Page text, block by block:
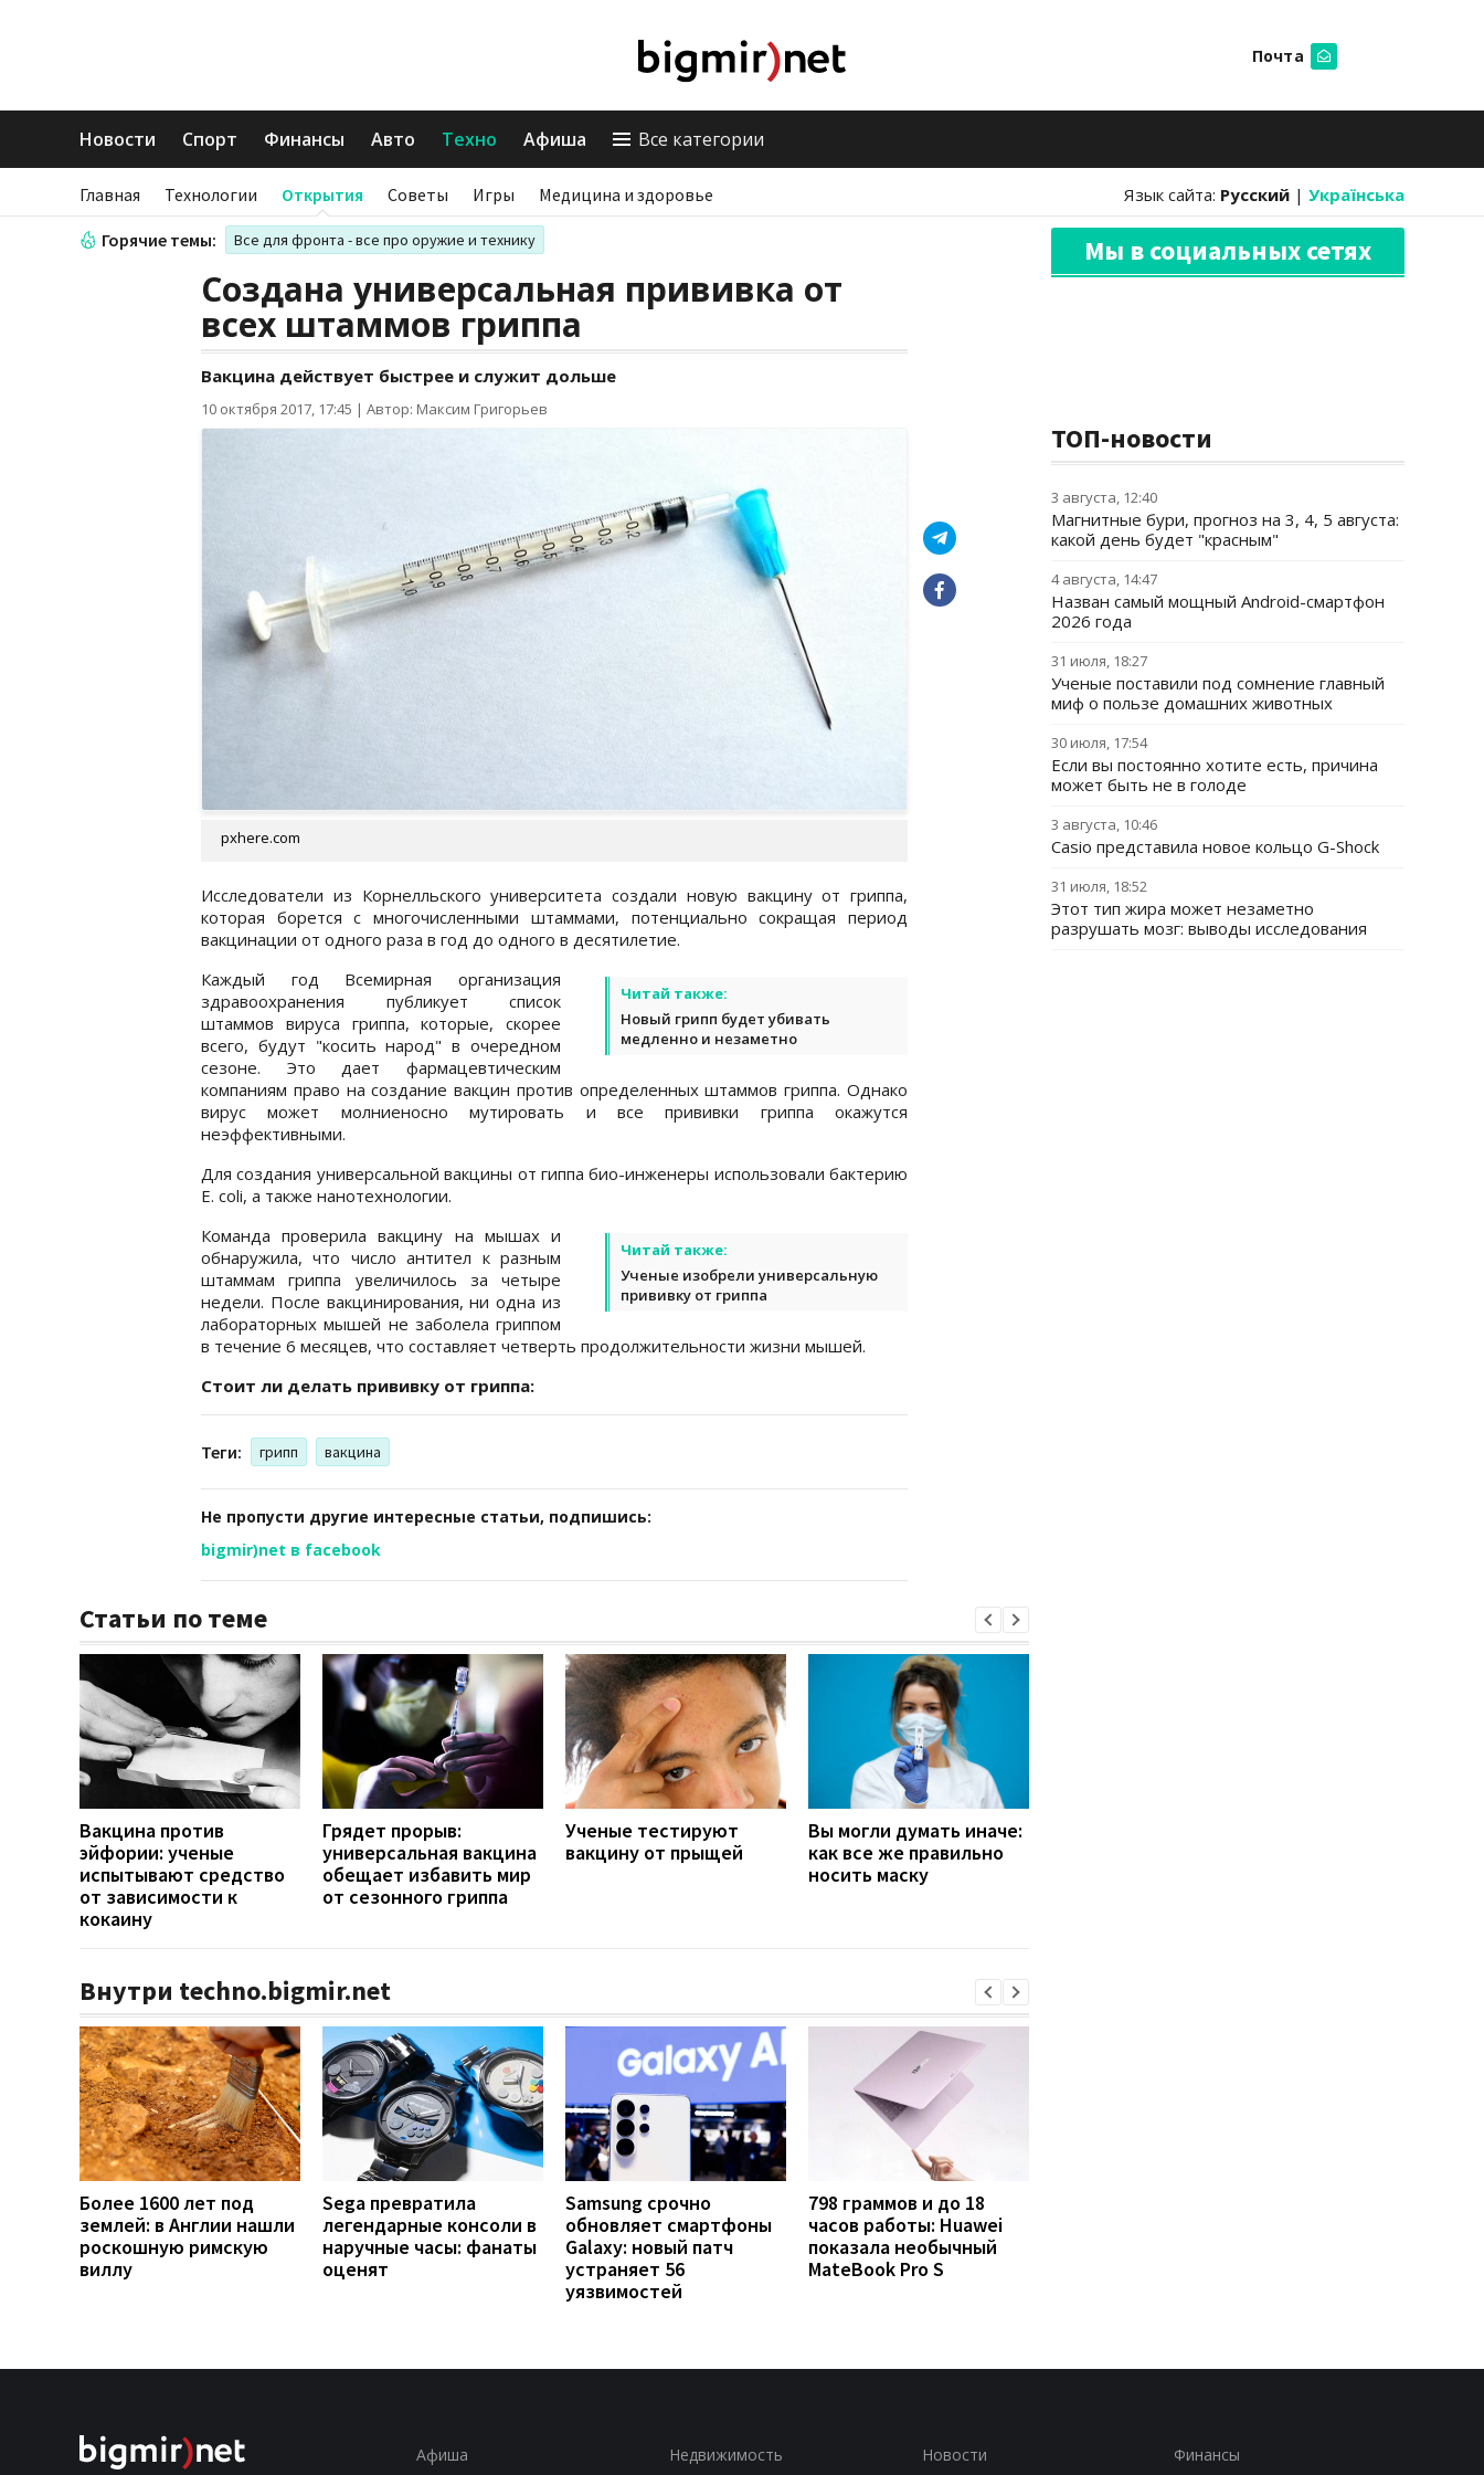
Почта
Новости Спорт Финансы Авто Техно Афиша Все категории
Главная Технологии Открытия Советы Игры Медицина и здоровье Язык сайта: Русский | Українська
Горячие темы: Все для фронта - все про оружие и технику
Создана универсальная прививка от
всех штаммов гриппа
Вакцина действует быстрее и служит дольше
10 октября 2017, 17:45 | Автор: Максим Григорьев
pxhere.com
Исследователи из Корнелльского университета создали новую вакцину от гриппа,
которая борется с многочисленными штаммами, потенциально сокращая период
вакцинации от одного раза в год до одного в десятилетие.
Читай также:
Новый грипп будет убивать
медленно и незаметно
Каждый год Всемирная организация
здравоохранения публикует список
штаммов вируса гриппа, которые, скорее
всего, будут "косить народ" в очередном
сезоне. Это дает фармацевтическим
компаниям право на создание вакцин против определенных штаммов гриппа. Однако
вирус может молниеносно мутировать и все прививки гриппа окажутся
неэффективными.
Для создания универсальной вакцины от гиппа био-инженеры использовали бактерию
E. coli, а также нанотехнологии.
Читай также:
Ученые изобрели универсальную
прививку от гриппа
Команда проверила вакцину на мышах и
обнаружила, что число антител к разным
штаммам гриппа увеличилось за четыре
недели. После вакцинирования, ни одна из
лабораторных мышей не заболела гриппом
в течение 6 месяцев, что составляет четверть продолжительности жизни мышей.
Стоит ли делать прививку от гриппа:
Теги: грипп вакцина
Не пропусти другие интересные статьи, подпишись:
bigmir)net в facebook
Статьи по теме
Вакцина против
эйфории: ученые
испытывают средство
от зависимости к
кокаину
Грядет прорыв:
универсальная вакцина
обещает избавить мир
от сезонного гриппа
Ученые тестируют
вакцину от прыщей
Вы могли думать иначе:
как все же правильно
носить маску
Внутри techno.bigmir.net
Более 1600 лет под
землей: в Англии нашли
роскошную римскую
виллу
Sega превратила
легендарные консоли в
наручные часы: фанаты
оценят
Samsung срочно
обновляет смартфоны
Galaxy: новый патч
устраняет 56
уязвимостей
798 граммов и до 18
часов работы: Huawei
показала необычный
MateBook Pro S
Мы в социальных сетях
ТОП-новости
3 августа, 12:40
Магнитные бури, прогноз на 3, 4, 5 августа:
какой день будет "красным"
4 августа, 14:47
Назван самый мощный Android-смартфон
2026 года
31 июля, 18:27
Ученые поставили под сомнение главный
миф о пользе домашних животных
30 июля, 17:54
Если вы постоянно хотите есть, причина
может быть не в голоде
3 августа, 10:46
Casio представила новое кольцо G-Shock
31 июля, 18:52
Этот тип жира может незаметно
разрушать мозг: выводы исследования
Афиша Недвижимость Новости Финансы